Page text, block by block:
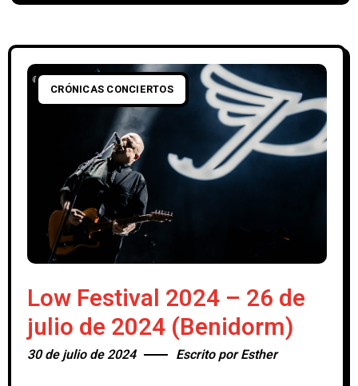
CRÓNICAS CONCIERTOS
Low Festival 2024 – 26 de
julio de 2024 (Benidorm)
30 de julio de 2024 Escrito porEsther